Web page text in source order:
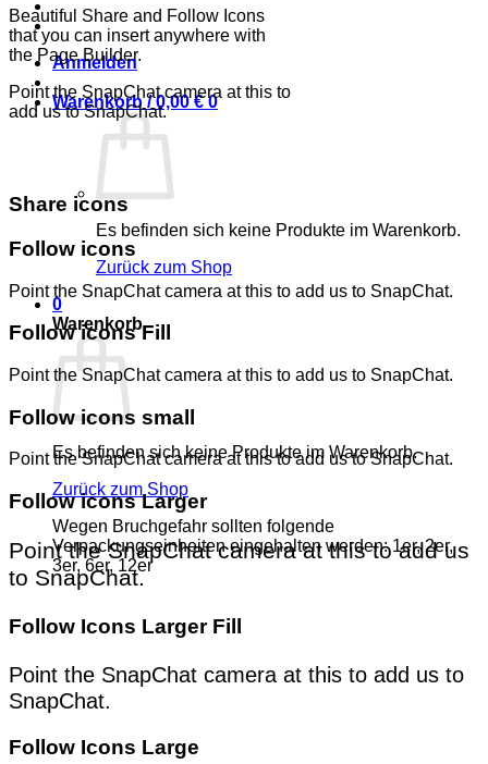
Anmelden
Warenkorb /0,00€ 0
Es befinden sich keine Produkte im Warenkorb.
Zurück zum Shop
0
Warenkorb
Es befinden sich keine Produkte im Warenkorb.
Zurück zum Shop
Wegen Bruchgefahr sollten folgende
Verpackungseinheiten eingehalten werden: 1er, 2er,
3er, 6er, 12er
Beautiful Share and Follow Icons
that you can insert anywhere with
the Page Builder.
Point the SnapChat camera at this to
add us to SnapChat.
Share icons
Follow icons
Point the SnapChat camera at this to add us to SnapChat.
Follow icons Fill
Point the SnapChat camera at this to add us to SnapChat.
Follow icons small
Point the SnapChat camera at this to add us to SnapChat.
Follow icons Larger
Point the SnapChat camera at this to add us
to SnapChat.
Follow Icons Larger Fill
Point the SnapChat camera at this to add us to
SnapChat.
Follow Icons Large